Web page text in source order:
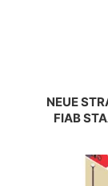
NEUE
IAB